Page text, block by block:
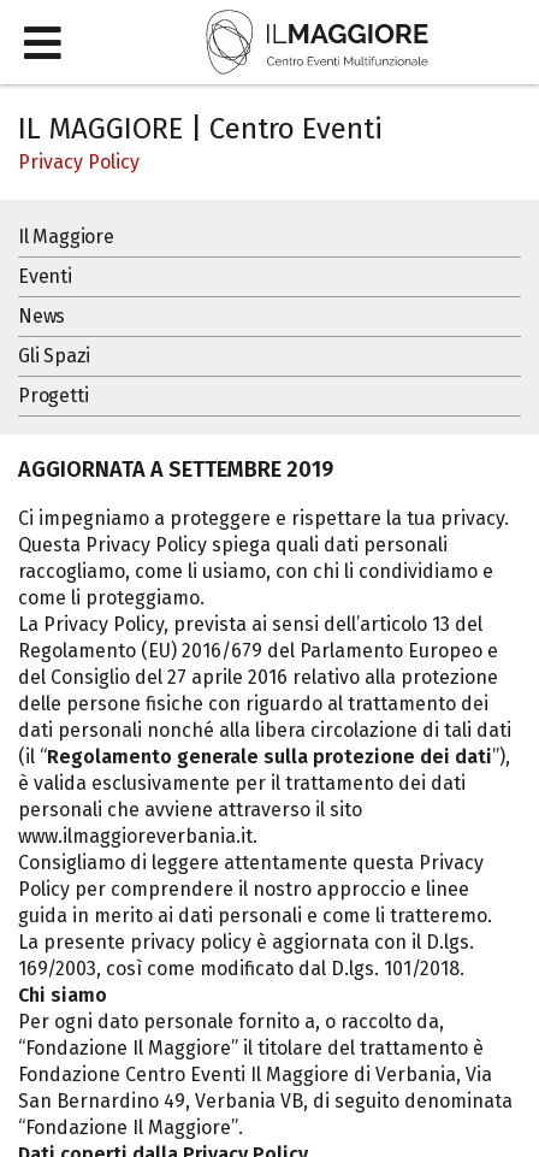
IL MAGGIORE | Centro Eventi
Privacy Policy
Il Maggiore
Eventi
News
Gli Spazi
Progetti
AGGIORNATA A SETTEMBRE 2019
Ci impegniamo a proteggere e rispettare la tua privacy.
Questa Privacy Policy spiega quali dati personali
raccogliamo, come li usiamo, con chi li condividiamo e
come li proteggiamo.
La Privacy Policy, prevista ai sensi dell’articolo 13 del
Regolamento (EU) 2016/679 del Parlamento Europeo e
del Consiglio del 27 aprile 2016 relativo alla protezione
delle persone fisiche con riguardo al trattamento dei
dati personali nonché alla libera circolazione di tali dati
(il “Regolamento generale sulla protezione dei dati”),
è valida esclusivamente per il trattamento dei dati
personali che avviene attraverso il sito
www.ilmaggioreverbania.it.
Consigliamo di leggere attentamente questa Privacy
Policy per comprendere il nostro approccio e linee
guida in merito ai dati personali e come li tratteremo.
La presente privacy policy è aggiornata con il D.lgs.
169/2003, così come modificato dal D.lgs. 101/2018.
Chi siamo
Per ogni dato personale fornito a, o raccolto da,
“Fondazione Il Maggiore” il titolare del trattamento è
Fondazione Centro Eventi Il Maggiore di Verbania, Via
San Bernardino 49, Verbania VB, di seguito denominata
“Fondazione Il Maggiore”.